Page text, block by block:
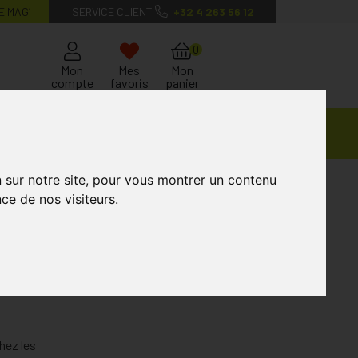
notre site, pour vous montrer un contenu
de nos visiteurs.
MAG’ SERVICE CLIENT +32 4 263 56 12
Mon
compte
Mes
favoris
Mon
panier
0
les